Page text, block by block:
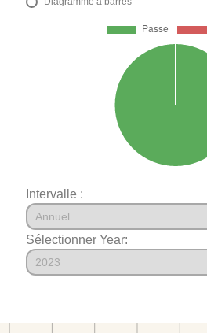
Intervalle :
Sélectionner Year: